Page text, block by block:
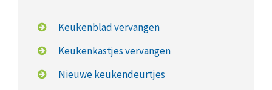
Keukenblad vervangen
Keukenkastjes vervangen
Nieuwe keukendeurtjes